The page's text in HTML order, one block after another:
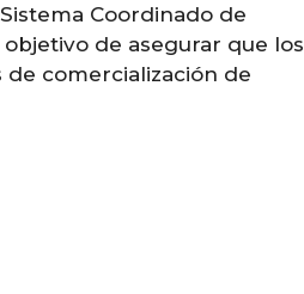
Coordinado de
de asegurar que los
comercialización de